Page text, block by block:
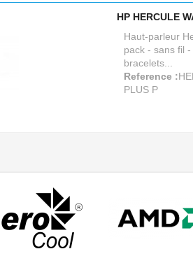
HP HERCULE
Haut-parleur
pack - sans fil
bracelets...
Reference :
PLUS P